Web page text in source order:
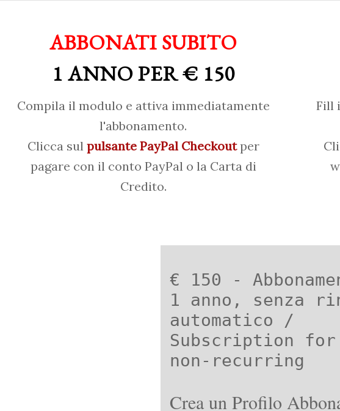
ABBONATI SUBITO
1 ANNO PER € 150
Compila il modulo e attiva immediatamente
l'abbonamento.
Clicca sul pulsante PayPal Checkoutper
pagare con il conto PayPal o la Carta di
Credito.
Fill
€ 150 -
1 anno, senza
automatico /
Subscription
non-recurring
Crea un Profilo